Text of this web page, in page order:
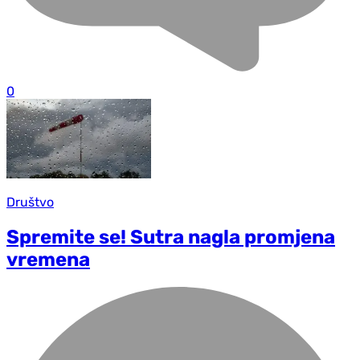
0
Društvo
Spremite se! Sutra nagla promjena
vremena